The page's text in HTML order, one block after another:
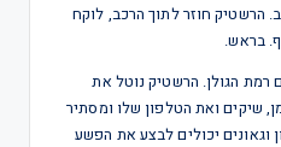
הרשטיק חוזר לתוך הרכב, לוקח
בראש.
רמת הגולן. הרשטיק נוטל את
שיקים ואת הטלפון שלו ומסתיר
וגאונים יכולים לבצע את הפשע